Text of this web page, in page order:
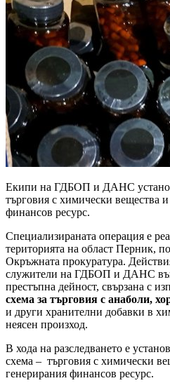
Екипи на ГДБОП и ДАНС
търговия с химически вещества
финансов ресурс​.
Специализираната операция е
територията на област Перник,
Окръжната прокуратура.
служители на ГДБОП и ДАНС във
престъпна дейност, свързана с
схема за търговия с анаболи,
и други хранителни добавки в
неясен произход.
В хода на разследването е
схема – търговия с химически
генерирания финансов ресурс.